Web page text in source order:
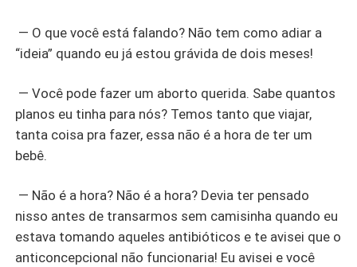
— O que você está falando? Não tem como adiar a
“ideia” quando eu já estou grávida de dois meses!
— Você pode fazer um aborto querida. Sabe quantos
planos eu tinha para nós? Temos tanto que viajar,
tanta coisa pra fazer, essa não é a hora de ter um
bebê.
— Não é a hora? Não é a hora? Devia ter pensado
nisso antes de transarmos sem camisinha quando eu
estava tomando aqueles antibióticos e te avisei que o
anticoncepcional não funcionaria! Eu avisei e você